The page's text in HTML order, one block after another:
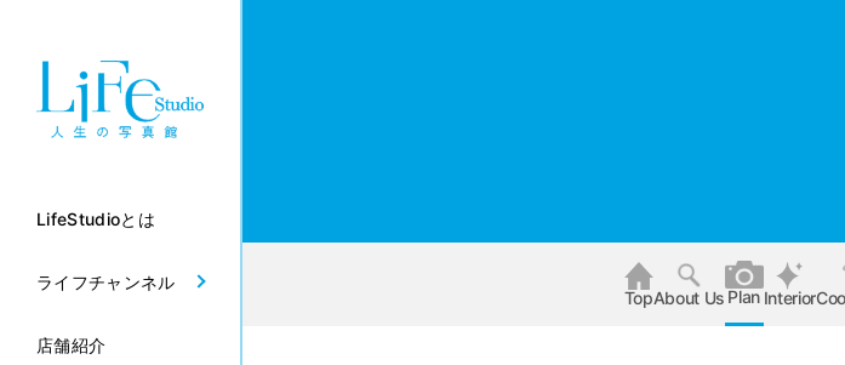
LifeStudioとは
ライフチャンネル
店舗紹介
TopAbout Us Plan Interior